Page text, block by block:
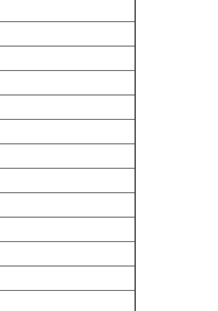
Physics)